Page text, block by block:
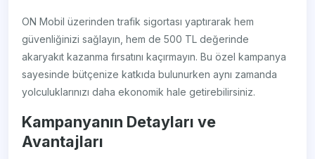
ON Mobil üzerinden trafik sigortası yaptırarak hem
güvenliğinizi sağlayın, hem de 500 TL değerinde
akaryakıt kazanma fırsatını kaçırmayın. Bu özel kampanya
sayesinde bütçenize katkıda bulunurken aynı zamanda
yolculuklarınızı daha ekonomik hale getirebilirsiniz.
Kampanyanın Detayları ve
Avantajları